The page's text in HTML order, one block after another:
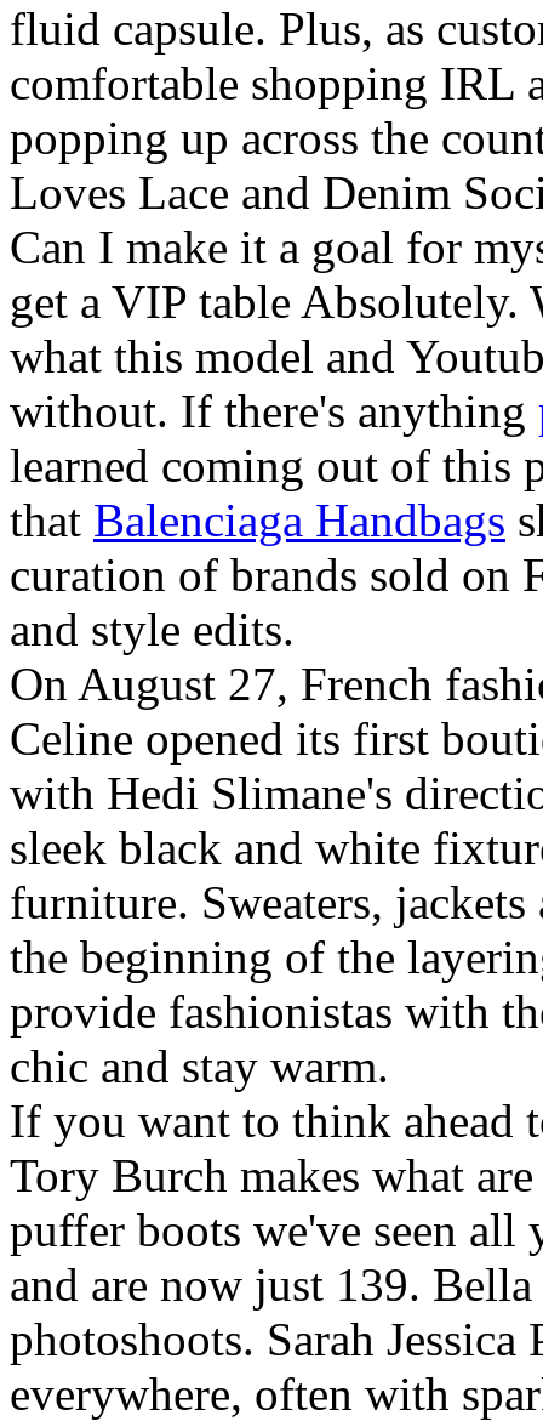
fluid capsule. Plus, as
comfortable shopping IRL
popping up across the
Loves Lace and Denim
Can I make it a goal for
get a VIP table Absolutely.
what this model and
without. If there's anything
learned coming out of this
that Balenciaga Handbags
curation of brands sold on
and style edits.
On August 27, French
Celine opened its first
with Hedi Slimane's
sleek black and white
furniture. Sweaters,
the beginning of the
provide fashionistas with
chic and stay warm.
If you want to think ahead
Tory Burch makes what
puffer boots we've seen all
and are now just 139.
photoshoots. Sarah
everywhere, often with